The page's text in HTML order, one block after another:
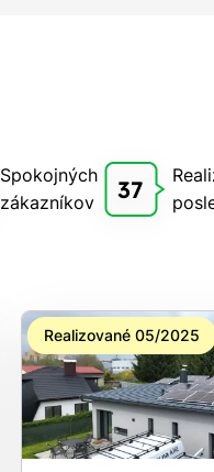
Spokojných
zákazníkov
37
Realizované 05/2025